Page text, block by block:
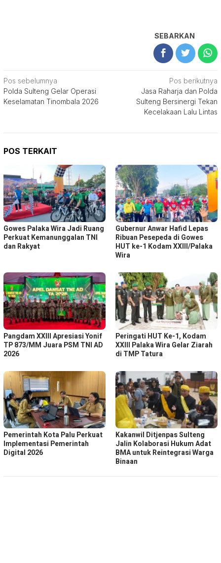
SEBARKAN
Navigasi
pos
Pos sebelumnya
Polda Sulteng Gelar Operasi
Keselamatan Tinombala 2026
Pos berikutnya
Jasa Raharja dan Polda
Sulteng Bersinergi Tekan
Kecelakaan Lalu Lintas
POS TERKAIT
Gowes Palaka Wira Jadi Ruang
Perkuat Kemanunggalan TNI
dan Rakyat
Gubernur Anwar Hafid Lepas
Ribuan Pesepeda di Gowes
HUT ke-1 Kodam XXIII/Palaka
Wira
Pangdam XXIII Apresiasi Yonif
TP 873/MM Juara PSM TNI AD
2026
Peringati HUT Ke-1, Kodam
XXIII Palaka Wira Gelar Ziarah
di TMP Tatura
Pemerintah Kota Palu Perkuat
Implementasi Pemerintah
Digital 2026
Kakanwil Ditjenpas Sulteng
Jalin Kolaborasi Hukum Adat
BMA untuk Reintegrasi Warga
Binaan